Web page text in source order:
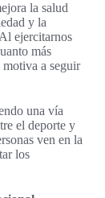
la salud
y la
ejercitarnos
más
motiva a seguir
una vía
el deporte y
ven en la
los